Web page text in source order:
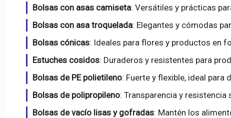
Bolsas con asas camiseta: Versátiles y prácticas
Bolsas con asa troquelada: Elegantes y cómodas
Bolsas cónicas: Ideales para flores y productos en
Estuches cosidos: Duraderos y resistentes para
Bolsas de PE polietileno: Fuerte y flexible, ideal para
Bolsas de polipropileno: Transparencia y resistencia
Bolsas de vacío lisas y gofradas: Mantén los